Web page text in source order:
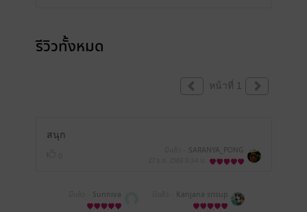
รีวิวทั้งหมด
หน้าที่ 1
สนุก
SARANYA_PONG
Sunniva
Kanjana srisup
an